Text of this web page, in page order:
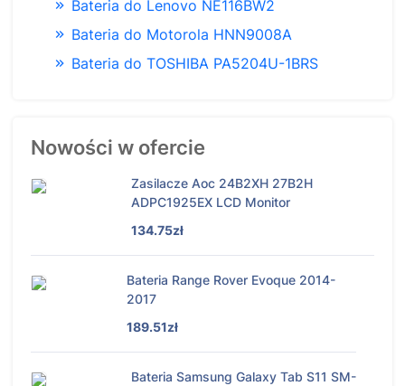
Bateria do Lenovo NE116BW2
Bateria do Motorola HNN9008A
Bateria do TOSHIBA PA5204U-1BRS
Nowości w ofercie
Zasilacze Aoc 24B2XH 27B2H
ADPC1925EX LCD Monitor
134.75zł
Bateria Range Rover Evoque 2014-
2017
189.51zł
Bateria Samsung Galaxy Tab S11 SM-